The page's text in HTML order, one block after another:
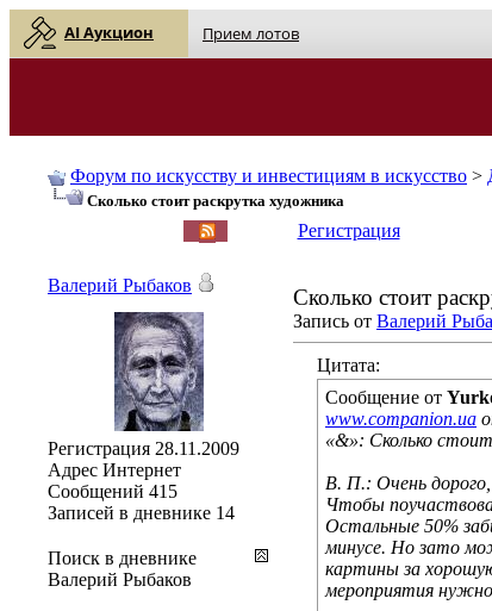
AI Аукцион Прием лотов
Форум по искусству и инвестициям в искусство >
Сколько стоит раскрутка художника
Регистрация
Сколько стоит
Запись от Валерий
Цитата:
Сообщение от
www.companion.ua
«&»: Сколько
В. П.: Очень
Чтобы
Остальные 50%
минусе. Но зато
картины за
мероприятия
Валерий Рыбаков
Регистрация 28.11.2009
Адрес Интернет
Сообщений 415
Записей в дневнике 14
Поиск в дневнике
Валерий Рыбаков